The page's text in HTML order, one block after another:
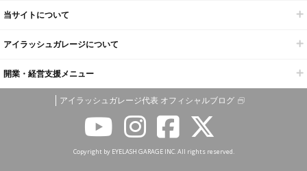
当サイトについて
アイラッシュガレージについて
開業・経営支援メニュー
アイラッシュガレージ代表 オフィシャルブログ
Copyright by EYELASH GARAGE INC. All rights reserved.